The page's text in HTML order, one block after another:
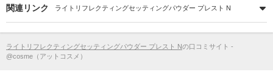
関連リンク ライトリフレクティングセッティングパウダー プレスト N
ライトリフレクティングセッティングパウダー プレスト Nの口コミサイト -
@cosme（アットコスメ）